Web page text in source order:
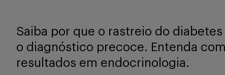
Saiba por que o rastreio do
o diagnóstico precoce. Entenda
resultados em endocrinologia.